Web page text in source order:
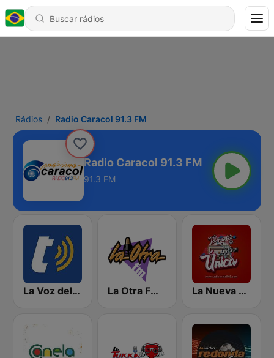
Rádios Radio Caracol 91.3 FM
Radio Caracol 91.3 FM
91.3 FM
La Voz del Tomebamba La Otra FM - Quito La Nueva Unica 94.5 FM